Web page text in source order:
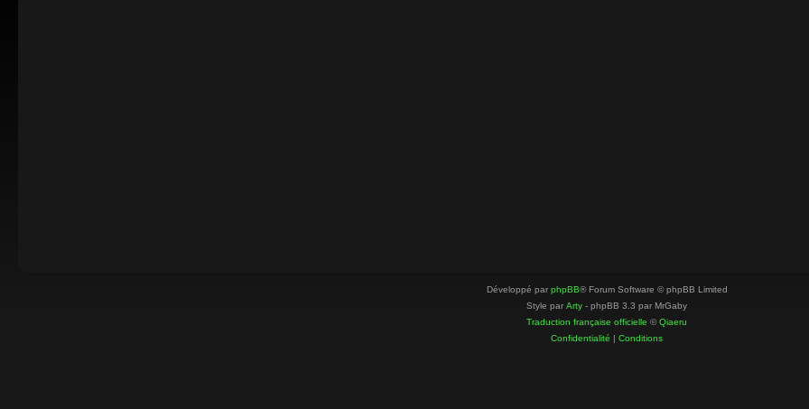
Développé par phpBB® Forum Software © phpBB Limited
Style par Arty - phpBB 3.3 par MrGaby
Traduction française officielle ©Qiaeru
Confidentialité | Conditions